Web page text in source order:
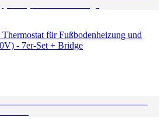
für Fußbodenheizung und
- 7er-Set + Bridge